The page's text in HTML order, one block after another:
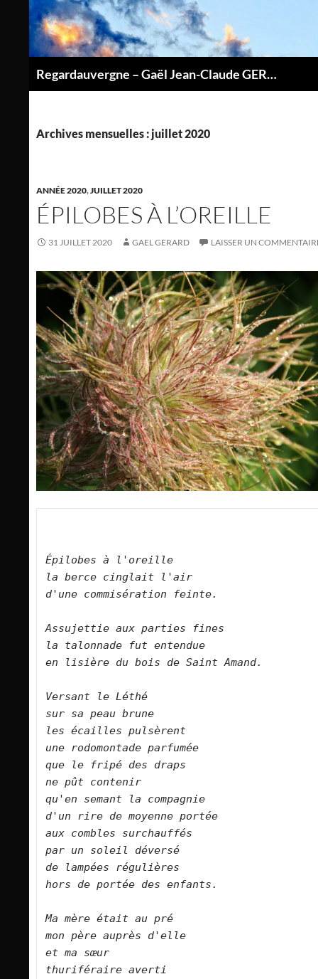
contenu
Regardauvergne – Gaël Jean-Claude GERARD
Archives mensuelles : juillet 2020
ANNÉE 2020,JUILLET 2020
ÉPILOBES À L’OREILLE
31 JUILLET 2020 GAEL GERARD LAISSER UN
Épilobes à l'oreille
la berce cinglait l'air
d'une commisération feinte.
Assujettie aux parties fines
la talonnade fut entendue
en lisière du bois de Saint Amand.
Versant le Léthé
sur sa peau brune
les écailles pulsèrent
une rodomontade parfumée
que le fripé des draps
ne pût contenir
qu'en semant la compagnie
d'un rire de moyenne portée
aux combles surchauffés
par un soleil déversé
de lampées régulières
hors de portée des enfants.
Ma mère était au pré
mon père auprès d'elle
et ma sœur
thuriféraire averti